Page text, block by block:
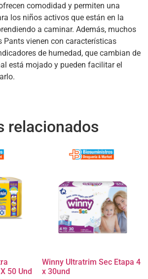
comodidad y permiten una
los niños activos que están en la
a caminar. Además, muchos
Pants vienen con características
de humedad, que cambian de
está mojado y pueden facilitar el
relacionados
50 Und
Winny Ultratrim Sec Etapa 4
x 30und